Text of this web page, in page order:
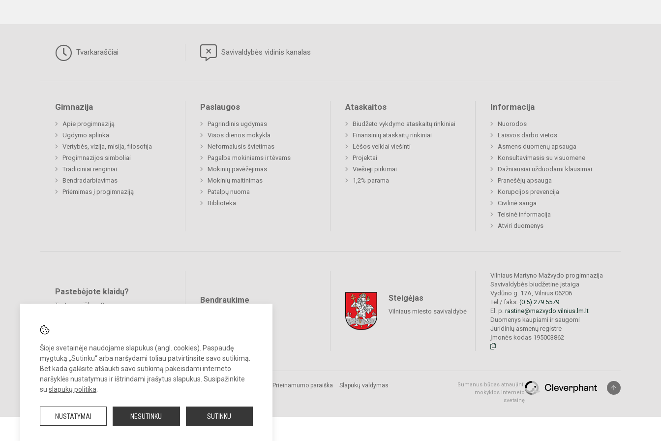
Šioje svetainėje naudojame slapukus (angl. cookies). Paspaudę
mygtuką „Sutinku“ arba naršydami toliau patvirtinsite savo sutikimą.
Bet kada galėsite atšaukti savo sutikimą pakeisdami interneto
naršyklės nustatymus ir ištrindami įrašytus slapukus. Susipažinkite
su slapukų politika
NUSTATYMAI NESUTINKU SUTINKU
Tvarkaraščiai Savivaldybės vidinis kanalas
Gimnazija
Apie progimnaziją
Ugdymo aplinka
Vertybės, vizija, misija, filosofija
Progimnazijos simboliai
Tradiciniai renginiai
Bendradarbiavimas
Priėmimas į progimnaziją
Paslaugos
Pagrindinis ugdymas
Visos dienos mokykla
Neformalusis švietimas
Pagalba mokiniams ir tėvams
Mokinių pavėžėjimas
Mokinių maitinimas
Patalpų nuoma
Biblioteka
Ataskaitos
Biudžeto vykdymo ataskaitų rinkiniai
Finansinių ataskaitų rinkiniai
Lėšos veiklai viešinti
Projektai
Viešieji pirkimai
1,2% parama
Informacija
Nuorodos
Laisvos darbo vietos
Asmens duomenų apsauga
Konsultavimasis su visuomene
Dažniausiai užduodami klausimai
Pranešėjų apsauga
Korupcijos prevencija
Civilinė sauga
Teisinė informacija
Atviri duomenys
Pastebėjote klaidų?
Turite pasiūlymų?
Bendraukime Steigėjas
Vilniaus miesto savivaldybė
Vilniaus Martyno Mažvydo progimnazija
Savivaldybės biudžetinė įstaiga
Vydūno g. 17A, Vilnius 06206
Tel./ faks. (0 5) 279 5579
El. p. rastine@mazvydo.vilnius.lm.lt
Duomenys kaupiami ir saugomi
Juridinių asmenų registre
Įmonės kodas 195003862
© 2022. Vilniaus Martyno Mažvydo progimnazija. Visos teisės saugomos.
Kopijuoti turinį be raštiško įstaigos administracijos sutikimo griežtai
Prieinamumo paraiška Slapukų valdymas
Sumanus būdas atnaujinti
mokyklos interneto
svetainę